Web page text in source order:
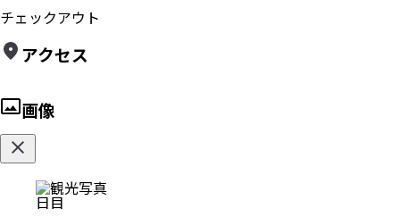
チェックアウト
アクセス
画像
日目